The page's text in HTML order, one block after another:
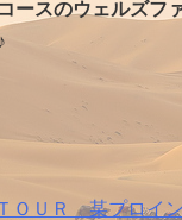
ースのウェルズフ
ＯＵＲ 某プロイ